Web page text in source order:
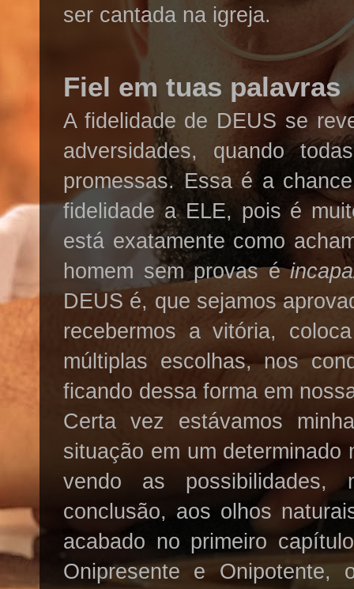
ser cantada na igreja.
Fiel em tuas palavras
A fidelidade de DEUS se
adversidades, quando
promessas. Essa é a
fidelidade a ELE, pois é
está exatamente como
homem sem provas é
DEUS é, que sejamos
recebermos avitória,
múltiplas escolhas, nos
ficando dessa forma em
Certa vez estávamos
situação em um determinado
vendo as possibilidades,
conclusão, aos olhos
acabado no primeiro
Onipresente e Onipotente,